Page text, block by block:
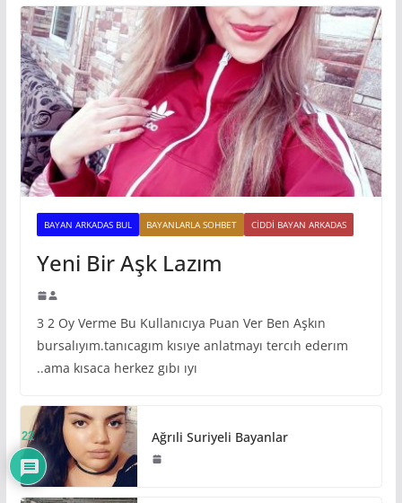
BAYAN ARKADAS BUL BAYANLARLA SOHBET CIDDI BAYAN ARKADAS
Yeni Bir Aşk Lazım
3 2 Oy Verme Bu Kullanıcıya Puan Ver Ben Aşkın
bursalıyım.tanıcagım kısıye anlatmayı tercıh ederım
..ama kısaca herkez gıbı ıyı
Ağrıli Suriyeli Bayanlar
22